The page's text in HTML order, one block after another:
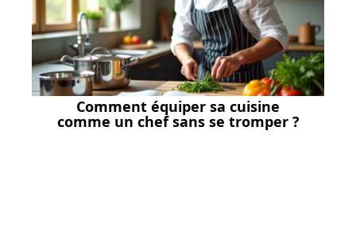
Comment équiper sa cuisine
comme un chef sans se tromper ?